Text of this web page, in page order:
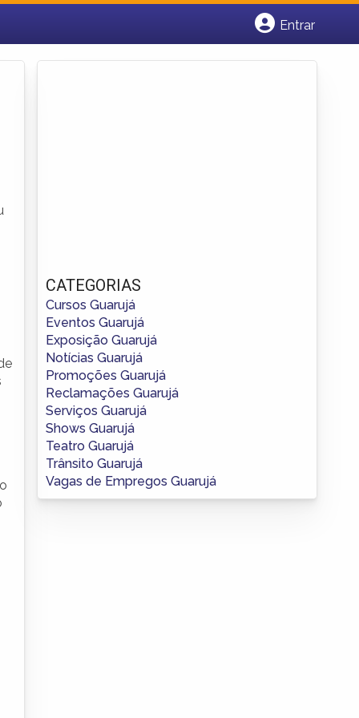
Entrar
CATEGORIAS
Cursos Guarujá
Eventos Guarujá
Exposição Guarujá
Notícias Guarujá
Promoções Guarujá
Reclamações Guarujá
Serviços Guarujá
Shows Guarujá
Teatro Guarujá
Trânsito Guarujá
Vagas de Empregos Guarujá